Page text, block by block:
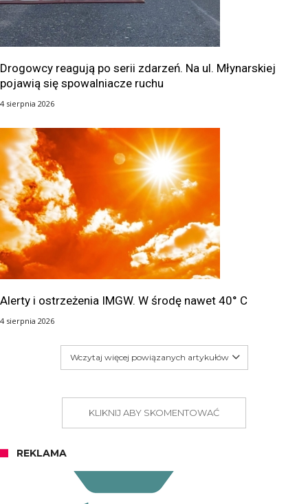
Drogowcy reagują po serii zdarzeń. Na ul. Młynarskiej
pojawią się spowalniacze ruchu
4 sierpnia 2026
Alerty i ostrzeżenia IMGW. W środę nawet 40° C
4 sierpnia 2026
Wczytaj więcej powiązanych artykułów
KLIKNIJ ABY SKOMENTOWAĆ
REKLAMA